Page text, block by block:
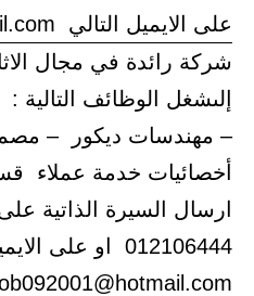
على الايميل التالي event_ksa1@hotmail.com
شركة رائدة في مجال
إلىشغل الوظائف التالية :
– مهندسات ديكور –
أخصائيات خدمة عملاء
ارسال السيرة الذاتية
012106444 او على